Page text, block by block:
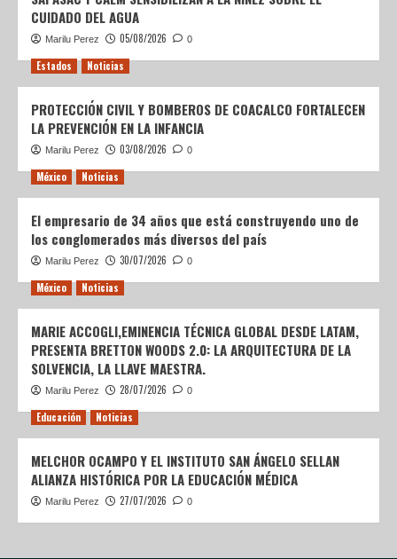
CUIDADO DEL AGUA
Marilu Perez 05/08/2026 0
Estados Noticias
PROTECCIÓN CIVIL Y BOMBEROS DE COACALCO FORTALECEN
LA PREVENCIÓN EN LA INFANCIA
Marilu Perez 03/08/2026 0
México Noticias
El empresario de 34 años que está construyendo uno de
los conglomerados más diversos del país
Marilu Perez 30/07/2026 0
México Noticias
MARIE ACCOGLI,EMINENCIA TÉCNICA GLOBAL DESDE LATAM,
PRESENTA BRETTON WOODS 2.0: LA ARQUITECTURA DE LA
SOLVENCIA, LA LLAVE MAESTRA.
Marilu Perez 28/07/2026 0
Educación Noticias
MELCHOR OCAMPO Y EL INSTITUTO SAN ÁNGELO SELLAN
ALIANZA HISTÓRICA POR LA EDUCACIÓN MÉDICA
Marilu Perez 27/07/2026 0